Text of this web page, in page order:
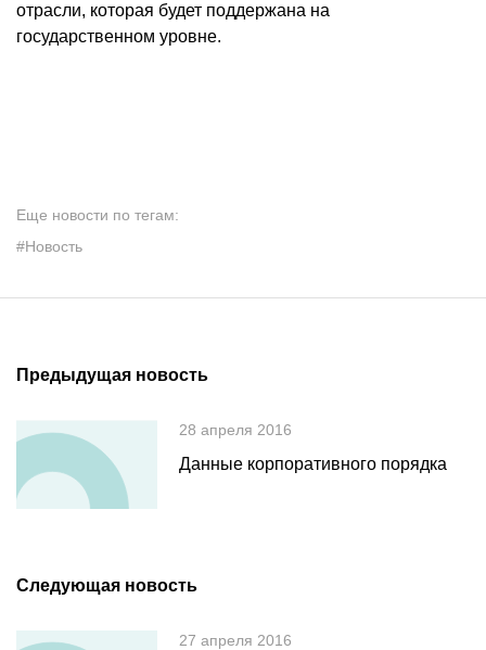
отрасли, которая будет поддержана на
государственном уровне.
Еще новости по тегам:
#Новость
Предыдущая новость
28 апреля 2016
Данные корпоративного порядка
Следующая новость
27 апреля 2016